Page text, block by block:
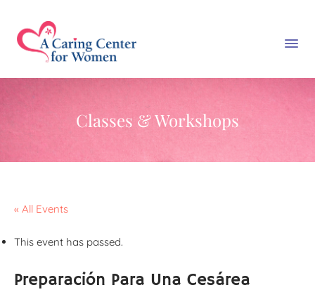
Classes & Workshops
« All Events
This event has passed.
Preparación Para Una Cesárea